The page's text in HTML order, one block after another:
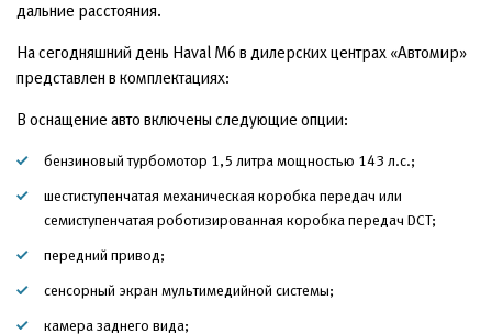
дальние расстояния.
На сегодняшний день Haval M6 в дилерских центрах «Автомир»
представлен в комплектациях:
В оснащение авто включены следующие опции:
бензиновый турбомотор 1,5 литра мощностью 143 л.с.;
шестиступенчатая механическая коробка передач или
семиступенчатая роботизированная коробка передач DCT;
передний привод;
сенсорный экран мультимедийной системы;
камера заднего вида;